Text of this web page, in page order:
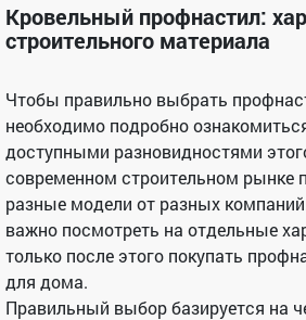
Кровельный профнастил:
строительного материала
Чтобы правильно выбрать
необходимо подробно
доступными разновидностями
современном строительном рынке
разные модели от разных
важно посмотреть на отдельные
только после этого покупать
для дома.
Правильный выбор базируется на